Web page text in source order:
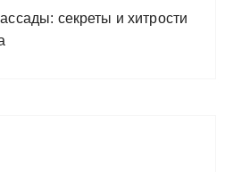
секреты и хитрости